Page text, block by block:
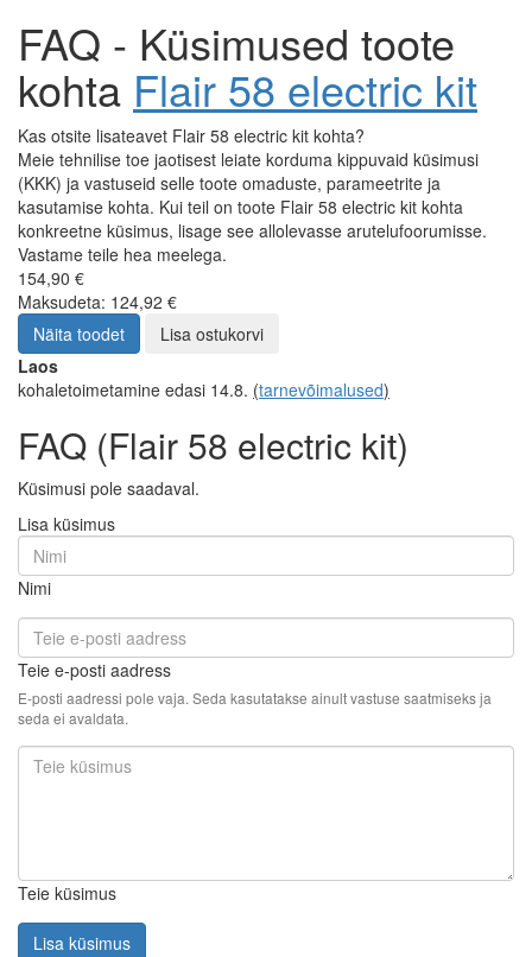
FAQ - Küsimused toote
kohta Flair 58 electric kit
Kas otsite lisateavet Flair 58 electric kit kohta?
Meie tehnilise toe jaotisest leiate korduma kippuvaid küsimusi
(KKK) ja vastuseid selle toote omaduste, parameetrite ja
kasutamise kohta. Kui teil on toote Flair 58 electric kit kohta
konkreetne küsimus, lisage see allolevasse arutelufoorumisse.
Vastame teile hea meelega.
154,90 €
Maksudeta: 124,92 €
Näita toodet
Lisa ostukorvi
Laos
kohaletoimetamine edasi 14.8. (tarnevõimalused)
FAQ (Flair 58 electric kit)
Küsimusi pole saadaval.
Lisa küsimus
Nimi
Teie e-posti aadress
E-posti aadressi pole vaja. Seda kasutatakse ainult vastuse saatmiseks ja
seda ei avaldata.
Teie küsimus
Lisa küsimus